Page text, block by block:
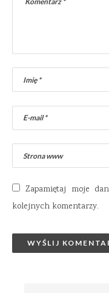
Zapamiętaj moje
kolejnych komentarzy.